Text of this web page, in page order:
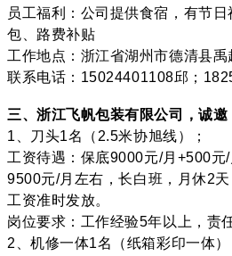
员工福利：公司提供食宿，有节
包、路费补贴
工作地点：浙江省湖州市德清县
联系电话：15024401108邱；
三、浙江飞帆包装有限公司，诚邀
1、刀头1名（2.5米协旭线）；
工资待遇：保底9000元/月+500元
9500元/月左右，长白班，月休2天
工资准时发放。
岗位要求：工作经验5年以上，责
2、机修一体1名（纸箱彩印一体）